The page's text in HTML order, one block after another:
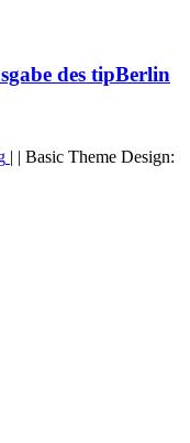
des tipBerlin
| | Basic Theme Design: